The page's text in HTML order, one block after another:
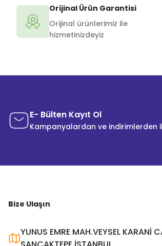
Orijinal Ürün Garantisi
Orijinal ürünlerimiz ile
hizmetinizdeyiz
E- Bülten Kayıt Ol
Kampanyalardan ve indirimlerden
Bize Ulaşın
YUNUS EMRE MAH.VEYSEL KARANİ